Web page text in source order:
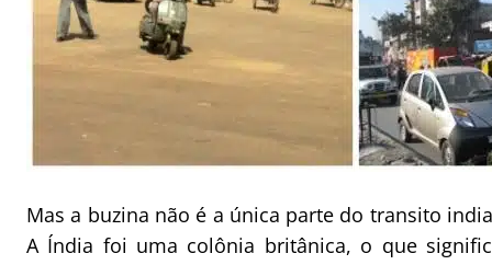
Mas a buzina não é a única parte do transito
A Índia foi uma colônia britânica, o que